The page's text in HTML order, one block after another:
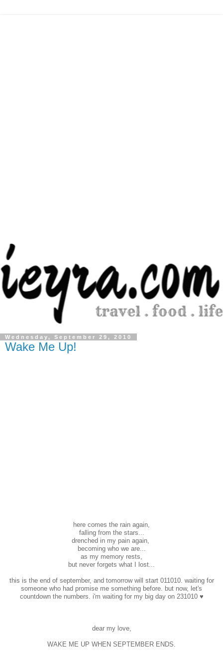
Wednesday, September 29, 2010
Wake Me Up!
here comes the rain again,
falling from the stars...
drenched in my pain again,
becoming who we are...
as my memory rests,
but never forgets what I lost...
this is the end of september, and tomorrow will start 011010. waiting for
someone who had promise me something before. but now, let's
countdown the numbers. i'm waiting for my big day on 231010 ♥
dear my love,
WAKE ME UP WHEN SEPTEMBER ENDS.